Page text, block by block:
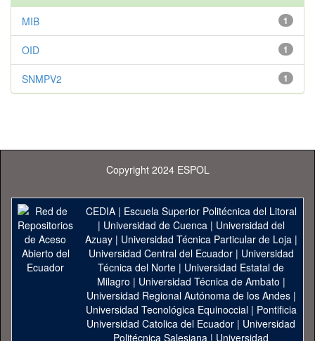
1
MIB
1
OID
1
SNMPV2
Copyright 2024 ESPOL
CEDIA| Escuela Superior Politécnica del Litoral
| Universidad de Cuenca| Universidad del
Azuay| Universidad Técnica Particular de Loja|
Universidad Central del Ecuador| Universidad
Técnica del Norte | Universidad Estatal de
Milagro | Universidad Técnica de Ambato |
Universidad Regional Autónoma de los Andes|
Universidad Tecnológica Equinoccial| Pontificia
Universidad Catolica del Ecuador | Universidad
Politécnica Salesiana | Universidad